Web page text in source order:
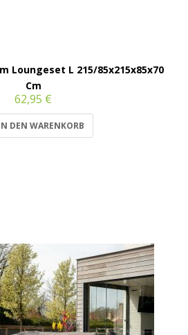
Loungeset L 215/85x215x85x70
Cm
62,95 €
DEN WARENKORB